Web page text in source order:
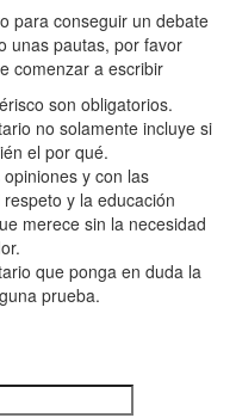
para conseguir un debate
unas pautas, por favor
comenzar a escribir
son obligatorios.
no solamente incluye si
el por qué.
y con las
y la educación
merece sin la necesidad
que ponga en duda la
prueba.